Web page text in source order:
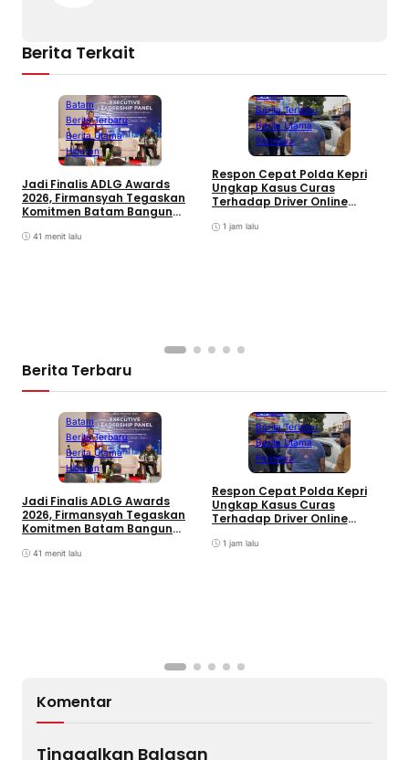
Berita Terkait
Batam
Berita Terbaru
Berita Utama
Hiburan
Jadi Finalis ADLG Awards
2026, Firmansyah Tegaskan
Komitmen Batam Bangun
41 menit lalu
Batam
Berita Terbaru
Berita Utama
Peristiwa
Respon Cepat Polda Kepri
Ungkap Kasus Curas
Terhadap Driver Online
1 jam lalu
Berita Terbaru
Batam
Berita Terbaru
Berita Utama
Hiburan
Jadi Finalis ADLG Awards
2026, Firmansyah Tegaskan
Komitmen Batam Bangun
41 menit lalu
Batam
Berita Terbaru
Berita Utama
Peristiwa
Respon Cepat Polda Kepri
Ungkap Kasus Curas
Terhadap Driver Online
1 jam lalu
Komentar
Tinggalkan Balasan